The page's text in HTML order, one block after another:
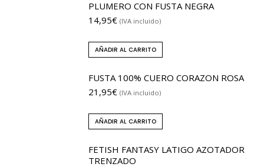
PLUMERO CON FUSTA NEGRA
14,95€ (IVA incluido)
AÑADIR AL CARRITO
FUSTA 100% CUERO CORAZON ROSA
21,95€ (IVA incluido)
AÑADIR AL CARRITO
FETISH FANTASY LATIGO AZOTADOR
TRENZADO